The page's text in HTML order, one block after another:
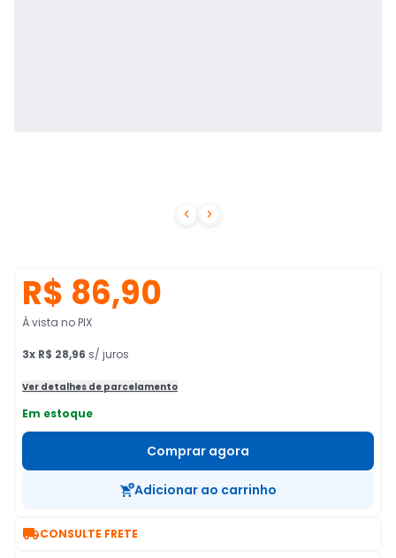
 
R$ 86,90
À vista no PIX
3x R$ 28,96 s/ juros
Ver detalhes de parcelamento
Em estoque
Comprar agora
Adicionar ao carrinho
CONSULTE FRETE